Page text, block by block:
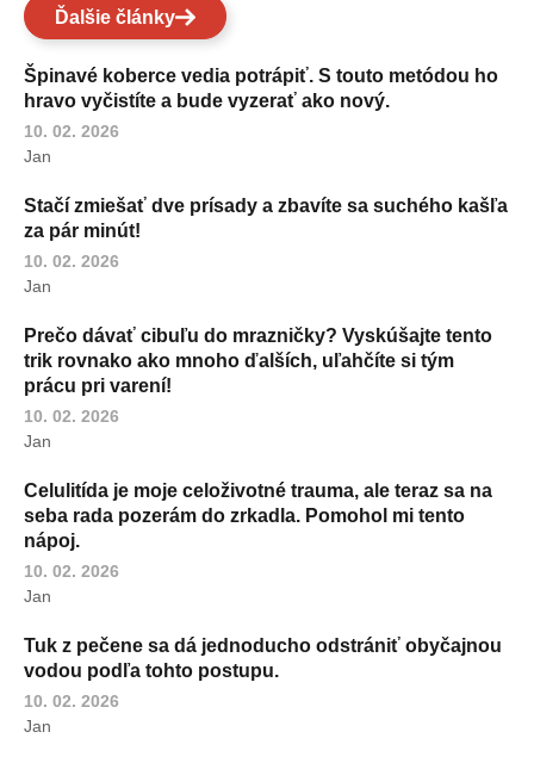
Ďalšie články
Špinavé koberce vedia potrápiť. S touto metódou ho
hravo vyčistíte a bude vyzerať ako nový.
10. 02. 2026
Jan
Stačí zmiešať dve prísady a zbavíte sa suchého kašľa
za pár minút!
10. 02. 2026
Jan
Prečo dávať cibuľu do mrazničky? Vyskúšajte tento
trik rovnako ako mnoho ďalších, uľahčíte si tým
prácu pri varení!
10. 02. 2026
Jan
Celulitída je moje celoživotné trauma, ale teraz sa na
seba rada pozerám do zrkadla. Pomohol mi tento
nápoj.
10. 02. 2026
Jan
Tuk z pečene sa dá jednoducho odstrániť obyčajnou
vodou podľa tohto postupu.
10. 02. 2026
Jan